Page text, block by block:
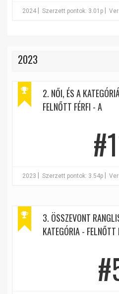
2024 Szerzett pontok: 3.01p
2023
2. NŐI, ÉS A
FELNŐTT FÉRFI - A
2023 Szerzett pontok: 3.54p
3. ÖSSZEVONT
KATEGÓRIA - FELNŐTT